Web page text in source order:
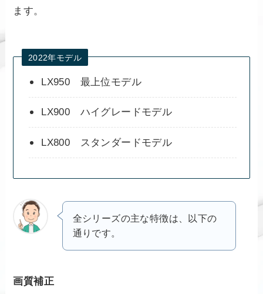
ます。
2022年モデル
LX950 最上位モデル
LX900 ハイグレードモデル
LX800 スタンダードモデル
全シリーズの主な特徴は、以下の
通りです。
画質補正